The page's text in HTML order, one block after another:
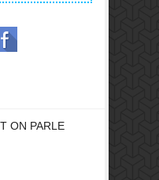
ON PARLE